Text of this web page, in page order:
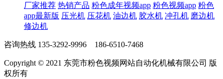
厂家推荐 热销产品 粉色成年视频app 粉色视频app 粉色
app最新版 压光机 压花机 油边机 胶水机 冲孔机 磨边机
修边机
咨询热线 135-3292-9996 186-6510-7468
Copyright © 2021 东莞市粉色视频网站自动化机械有限公司 版
权所有